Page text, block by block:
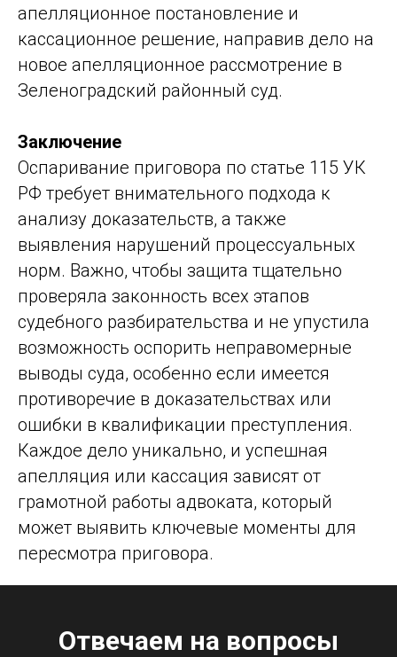
апелляционное постановление и
кассационное решение, направив дело на
новое апелляционное рассмотрение в
Зеленоградский районный суд.
Заключение
Оспаривание приговора по статье 115 УК
РФ требует внимательного подхода к
анализу доказательств, а также
выявления нарушений процессуальных
норм. Важно, чтобы защита тщательно
проверяла законность всех этапов
судебного разбирательства и не упустила
возможность оспорить неправомерные
выводы суда, особенно если имеется
противоречие в доказательствах или
ошибки в квалификации преступления.
Каждое дело уникально, и успешная
апелляция или кассация зависят от
грамотной работы адвоката, который
может выявить ключевые моменты для
пересмотра приговора.
Отвечаем на вопросы